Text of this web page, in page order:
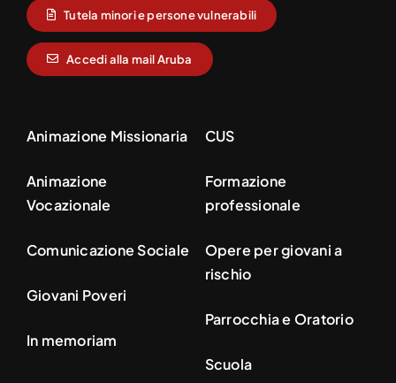
Tutela minori e persone vulnerabili
Accedi alla mail Aruba
Animazione Missionaria
Animazione
Vocazionale
Comunicazione Sociale
Giovani Poveri
In memoriam
CUS
Formazione
professionale
Opere per giovani a
rischio
Parrocchia e Oratorio
Scuola